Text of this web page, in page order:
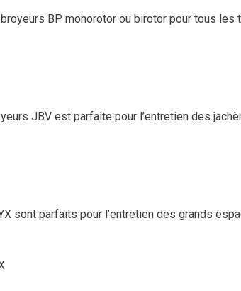
BP monorotor ou birotor pour tous les
JBV est parfaite pour l’entretien des
sont parfaits pour l’entretien des grands